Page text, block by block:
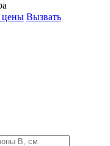
цены Вызвать